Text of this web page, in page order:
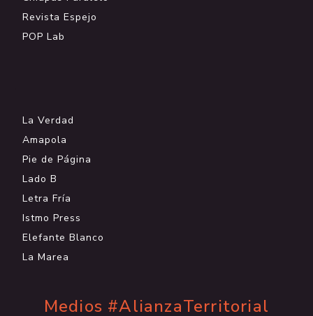
Revista Espejo
POP Lab
La Verdad
Amapola
Pie de Página
Lado B
Letra Fría
Istmo Press
Elefante Blanco
La Marea
Medios #AlianzaTerritorial